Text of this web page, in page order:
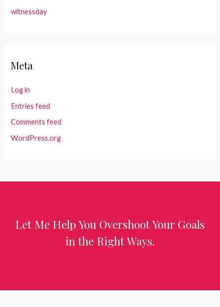
witnessday
Meta
Log in
Entries feed
Comments feed
WordPress.org
Let Me Help You Overshoot Your Goals
in the Right Ways.